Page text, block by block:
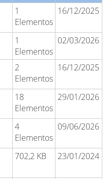
1
Elementos
16/12/2025
1
Elementos
02/03/2026
2
Elementos
16/12/2025
18
Elementos
29/01/2026
4
Elementos
09/06/2026
702,2 KB 23/01/2024